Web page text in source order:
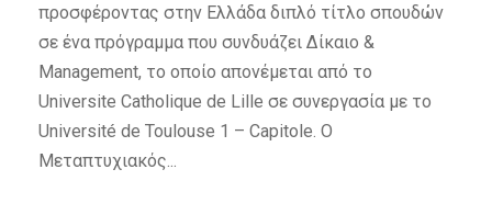
προσφέροντας στην Ελλάδα διπλό τίτλο σπουδών
σε ένα πρόγραμμα που συνδυάζει Δίκαιο &
Management, το οποίο απονέμεται από το
Universite Catholique de Lille σε συνεργασία με το
Université de Toulouse 1 – Capitole. O
Μεταπτυχιακός...